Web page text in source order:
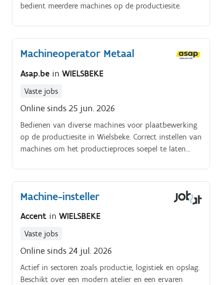
bedient meerdere machines op de productiesite.
Machineoperator Metaal
Asap.be in WIELSBEKE
Vaste jobs
Online sinds 25 jun. 2026
Bedienen van diverse machines voor plaatbewerking
op de productiesite in Wielsbeke. Correct instellen van
machines om het productieproces soepel te laten
Machine-insteller
Accent in WIELSBEKE
Vaste jobs
Online sinds 24 jul. 2026
Actief in sectoren zoals productie, logistiek en opslag.
Beschikt over een modern atelier en een ervaren